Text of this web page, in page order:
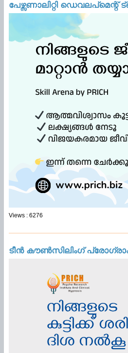
പേഴ്സണാലിറ്റി ഡെവലപ്മെന്റ്
Views : 6276
ടീൻ കൗൺസിലിംഗ് പ്രോഗ്രാം